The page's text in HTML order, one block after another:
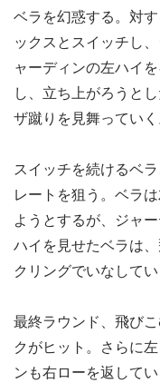
ベラを幻惑する。対
ックスとスイッチし
ャーディンの左ハイ
し、立ち上がろうと
ザ蹴りを見舞っていく
スイッチを続けるベ
レートを狙う。ベラ
ようとするが、ジャ
ハイを見せたベラは
クリングでいなして
最終ラウンド、飛び
クがヒット。さらに
ンも右ローを返して